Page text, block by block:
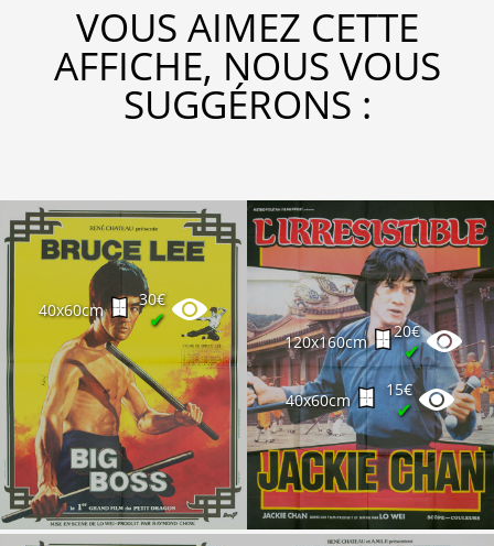
VOUS AIMEZ CETTE
AFFICHE, NOUS VOUS
SUGGÉRONS :
40x60cm
30€
✔
120x160cm
20€
✔
40x60cm
15€
✔